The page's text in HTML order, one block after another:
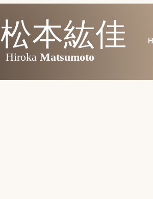
松本紘佳
Hiroka Matsumoto